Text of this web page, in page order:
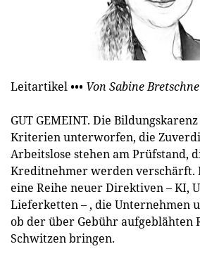
Leitartikel ••• Von Sabine
GUT GEMEINT. Die
Kriterien unterworfen, die
Arbeitslose stehen am Prüfstand,
Kreditnehmer werden verschärft.
eine Reihe neuer Direktiven – KI,
Lieferketten – , die Unternehmen
ob der über Gebühr aufgeblähten
Schwitzen bringen.